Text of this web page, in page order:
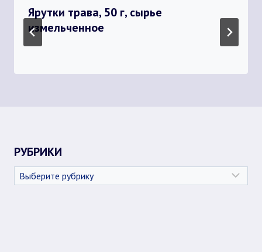
Ярутки трава, 50 г, сырье
измельченное
РУБРИКИ
Рубрики